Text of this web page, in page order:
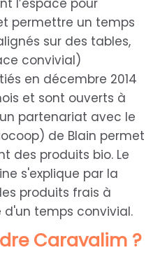
l’espace pour
permettre un temps
sur des tables,
convivial)
en décembre 2014
et sont ouverts à
partenariat avec le
de Blain permet
des produits bio. Le
s'explique par la
produits frais à
temps convivial.
Caravalim ?